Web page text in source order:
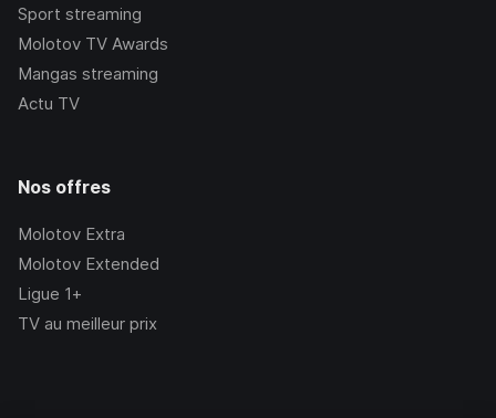
Sport streaming
Molotov TV Awards
Mangas streaming
Actu TV
Nos offres
Molotov Extra
Molotov Extended
Ligue 1+
TV au meilleur prix